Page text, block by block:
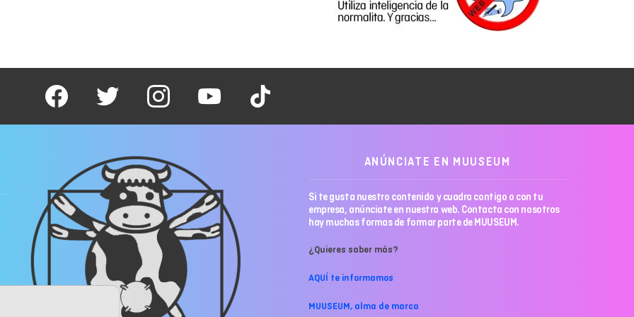
facebook twitter instagram youtube tiktok
ANÚNCIATE EN MUUSEUM
Si te gusta nuestro contenido y cuadra contigo o con tu
empresa, anúnciate en nuestra web. Contacta con nosotros
hay muchas formas de formar parte de MUUSEUM.
¿Quieres saber más?
AQUÍ te informamos
MUUSEUM, alma de marca